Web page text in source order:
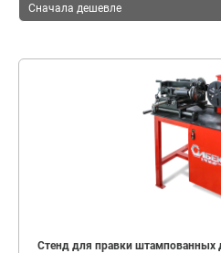
Сначала дешевле
Стенд для правки